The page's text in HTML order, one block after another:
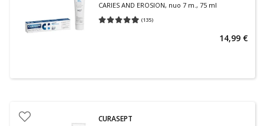
CARIES AND EROSION, nuo 7 m., 75 ml
(135)
Vidutinis įvertinimas 4.98
14,99 €
CURASEPT